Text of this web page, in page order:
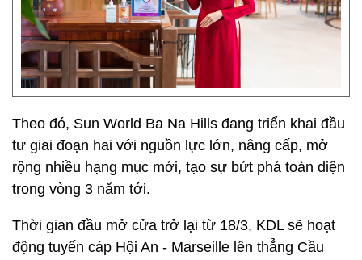
Theo đó, Sun World Ba Na Hills đang triển khai đầu
tư giai đoạn hai với nguồn lực lớn, nâng cấp, mở
rộng nhiều hạng mục mới, tạo sự bứt phá toàn diện
trong vòng 3 năm tới.
Thời gian đầu mở cửa trở lại từ 18/3, KDL sẽ hoạt
động tuyến cáp Hội An - Marseille lên thẳng Cầu